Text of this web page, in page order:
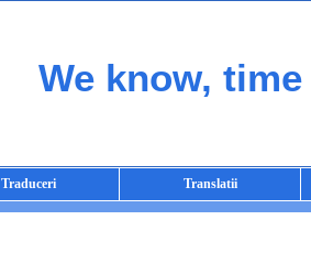
We know,
Traduceri Translatii